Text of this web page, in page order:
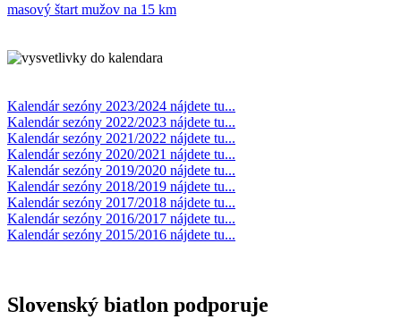
masový štart mužov na 15 km
Kalendár sezóny 2023/2024 nájdete tu...
Kalendár sezóny 2022/2023 nájdete tu...
Kalendár sezóny 2021/2022 nájdete tu...
Kalendár sezóny 2020/2021 nájdete tu...
Kalendár sezóny 2019/2020 nájdete tu...
Kalendár sezóny 2018/2019 nájdete tu...
Kalendár sezóny 2017/2018 nájdete tu...
Kalendár sezóny 2016/2017 nájdete tu...
Kalendár sezóny 2015/2016 nájdete tu...
Slovenský biatlon podporuje